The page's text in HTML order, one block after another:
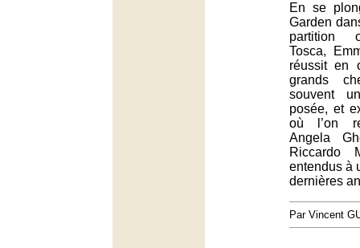
En se
Garden
partition
Tosca,
réussit en
grands
souvent
posée, et
où l’on
Angela
Riccardo
entendus à
dernières
Par Vincent